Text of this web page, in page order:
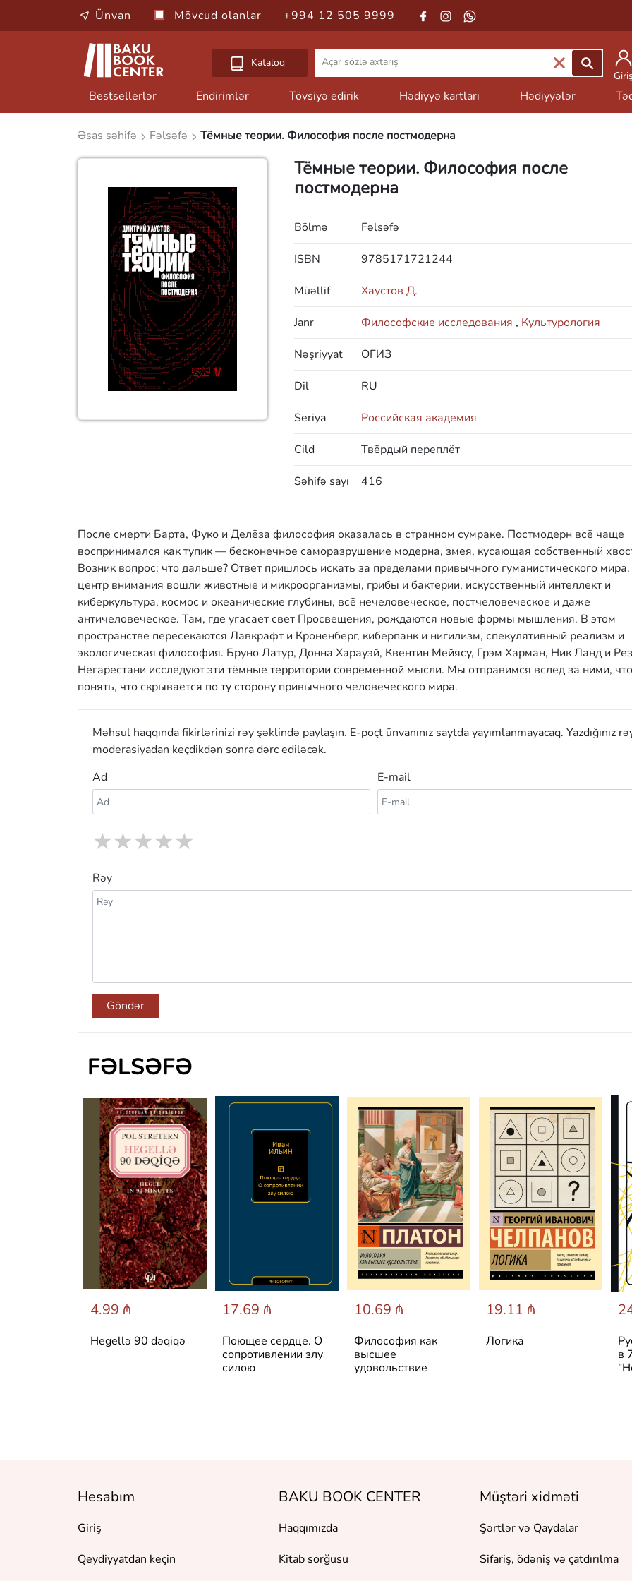
Ünvan Mövcud olanlar +994 12 505 9999
Kataloq
Bestsellerlər Endirimlər Tövsiyə edirik Hədiyyə kartları Hədiyyələr
Əsas səhifə Fəlsəfə Тёмные теории. Философия после постмодерна
Тёмные теории. Философия после
постмодерна
Bölmə Fəlsəfə
ISBN 9785171721244
Müəllif Хаустов Д.
Janr Философские исследования , Культурология
Nəşriyyat ОГИЗ
Dil RU
Seriya Российская академия
Cild Твёрдый переплёт
Səhifə sayı 416
После смерти Барта, Фуко и Делёза философия оказалась в странном сумраке. Постмодерн всё чаще
воспринимался как тупик — бесконечное саморазрушение модерна, змея, кусающая собственный
Возник вопрос: что дальше? Ответ пришлось искать за пределами привычного гуманистического
центр внимания вошли животные и микроорганизмы, грибы и бактерии, искусственный интеллект и
киберкультура, космос и океанические глубины, всё нечеловеческое, постчеловеческое и даже
античеловеческое. Там, где угасает свет Просвещения, рождаются новые формы мышления. В этом
пространстве пересекаются Лавкрафт и Кроненберг, киберпанк и нигилизм, спекулятивный реализм и
экологическая философия. Бруно Латур, Донна Харауэй, Квентин Мейясу, Грэм Харман, Ник Ланд и
Негарестани исследуют эти тёмные территории современной мысли. Мы отправимся вслед за ними,
понять, что скрывается по ту сторону привычного человеческого мира.
Məhsul haqqında fikirlərinizi rəy şəklində paylaşın. E-poçt ünvanınız saytda yayımlanmayacaq. Yazdığınız
moderasiyadan keçdikdən sonra dərc ediləcək.
Ad
E-mail
★
★
★
★
★
Rəy
Göndər
FƏLSƏFƏ
4.99 ₼
Hegellə 90 dəqiqə
17.69 ₼
Поющее сердце. О
сопротивлении злу
силою
10.69 ₼
Философия как
высшее
удовольствие
19.11 ₼
Логика
в
Hesabım
Giriş
Qeydiyyatdan keçin
BAKU BOOK CENTER
Haqqımızda
Kitab sorğusu
Müştəri xidməti
Şərtlər və Qaydalar
Sifariş, ödəniş və çatdırılma